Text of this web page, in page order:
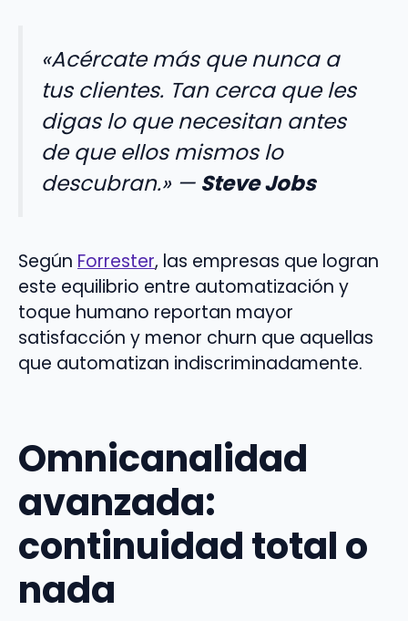
«Acércate más que nunca a
tus clientes. Tan cerca que les
digas lo que necesitan antes
de que ellos mismos lo
descubran.»— Steve Jobs
Según Forrester, las empresas que logran
este equilibrio entre automatización y
toque humano reportan mayor
satisfacción y menor churn que aquellas
que automatizan indiscriminadamente.
Omnicanalidad
avanzada:
continuidad total o
nada